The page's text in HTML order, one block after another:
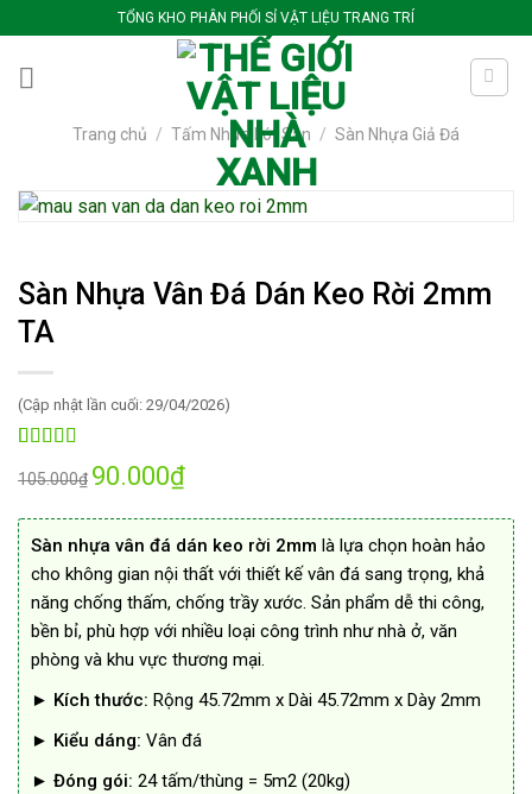
nội
TỔNG KHO PHÂN PHỐI SỈ VẬT LIỆU TRANG TRÍ
Trang chủ / Tấm Nhựa Lót Sàn / Sàn Nhựa Giả Đá
Sàn Nhựa Vân Đá Dán Keo Rời 2mm
TA
(Cập nhật lần cuối: 29/04/2026)
trên 5
dựa trên
105.000₫
Giá
là:
105.000₫.
90.000₫
tại
là:
90.000₫.
Sàn nhựa vân đá dán keo rời 2mm là lựa chọn hoàn hảo
cho không gian nội thất với thiết kế vân đá sang trọng, khả
năng chống thấm, chống trầy xước. Sản phẩm dễ thi công,
bền bỉ, phù hợp với nhiều loại công trình như nhà ở, văn
phòng và khu vực thương mại.
► Kích thước: Rộng 45.72mm x Dài 45.72mm x Dày 2mm
► Kiểu dáng: Vân đá
► Đóng gói: 24 tấm/thùng = 5m2 (20kg)